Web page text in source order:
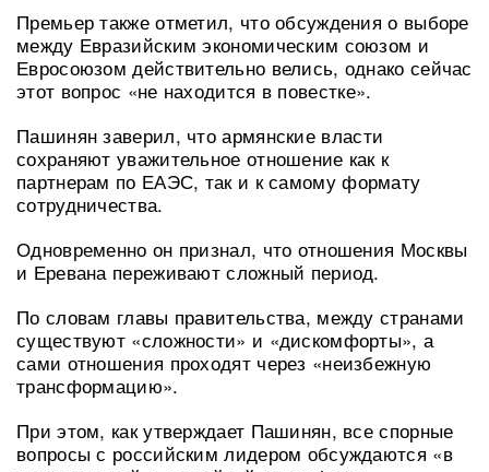
Премьер также отметил, что обсуждения о выборе
между Евразийским экономическим союзом и
Евросоюзом действительно велись, однако сейчас
этот вопрос «не находится в повестке».
Пашинян заверил, что армянские власти
сохраняют уважительное отношение как к
партнерам по ЕАЭС, так и к самому формату
сотрудничества.
Одновременно он признал, что отношения Москвы
и Еревана переживают сложный период.
По словам главы правительства, между странами
существуют «сложности» и «дискомфорты», а
сами отношения проходят через «неизбежную
трансформацию».
При этом, как утверждает Пашинян, все спорные
вопросы с российским лидером обсуждаются «в